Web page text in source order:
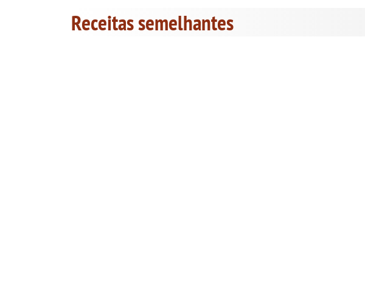
Receitas semelhantes